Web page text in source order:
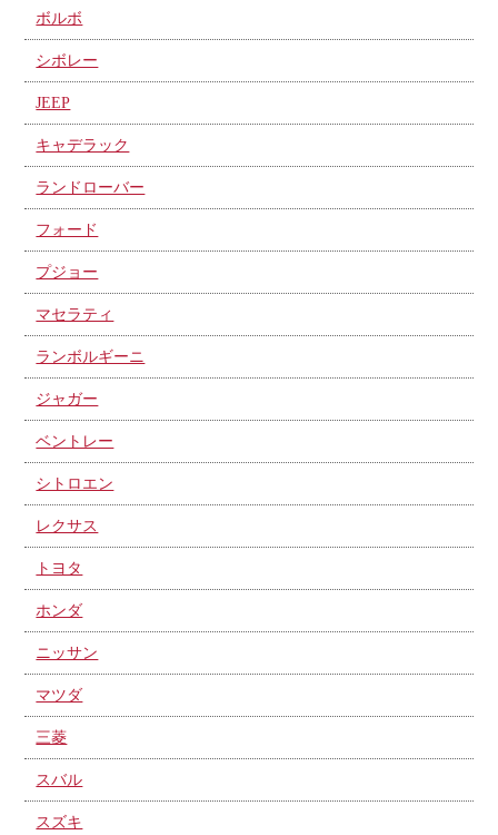
ボルボ
シボレー
JEEP
キャデラック
ランドローバー
フォード
プジョー
マセラティ
ランボルギーニ
ジャガー
ベントレー
シトロエン
レクサス
トヨタ
ホンダ
ニッサン
マツダ
三菱
スバル
スズキ